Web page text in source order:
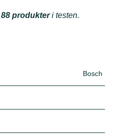
88 produkteri testen.
Bosch